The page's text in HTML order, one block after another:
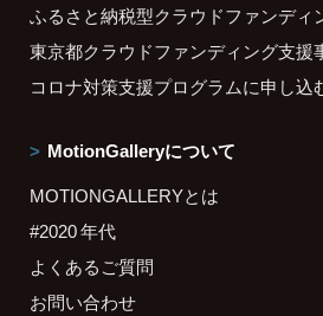
ふるさと納税型クラウドファンディ
東京都クラウドファンディング支援
コロナ対策支援プログラムに申し込
MotionGalleryについて
MOTIONGALLERYとは
#2020 年代
よくあるご質問
お問い合わせ